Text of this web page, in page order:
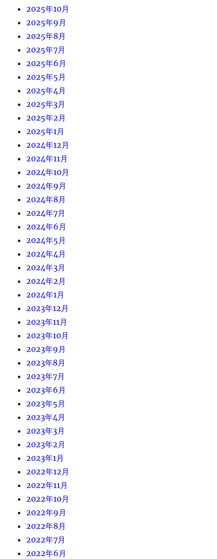
2025年10月
2025年9月
2025年8月
2025年7月
2025年6月
2025年5月
2025年4月
2025年3月
2025年2月
2025年1月
2024年12月
2024年11月
2024年10月
2024年9月
2024年8月
2024年7月
2024年6月
2024年5月
2024年4月
2024年3月
2024年2月
2024年1月
2023年12月
2023年11月
2023年10月
2023年9月
2023年8月
2023年7月
2023年6月
2023年5月
2023年4月
2023年3月
2023年2月
2023年1月
2022年12月
2022年11月
2022年10月
2022年9月
2022年8月
2022年7月
2022年6月